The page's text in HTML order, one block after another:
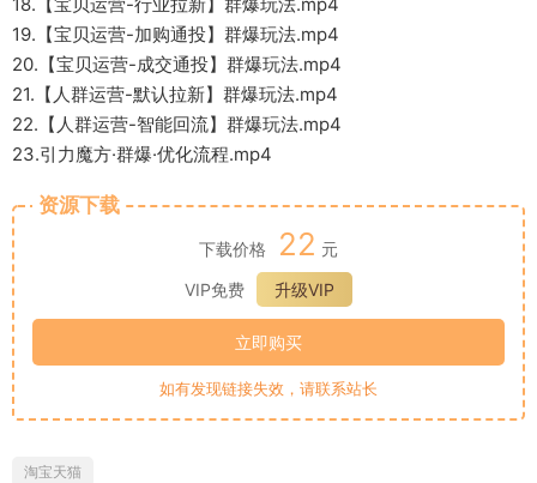
19.【宝贝运营-加购通投】群爆玩法.mp4
20.【宝贝运营-成交通投】群爆玩法.mp4
21.【人群运营-默认拉新】群爆玩法.mp4
22.【人群运营-智能回流】群爆玩法.mp4
23.引力魔方·群爆·优化流程.mp4
资源下载
下载价格 22 元
VIP免费
升级VIP
立即购买
如有发现链接失效，请联系站长
淘宝天猫